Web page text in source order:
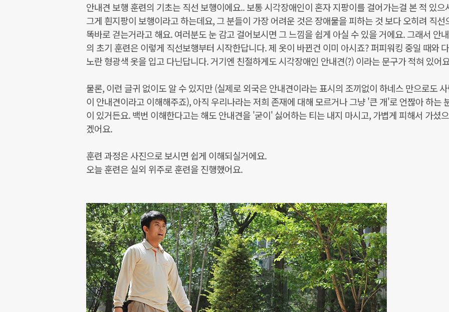
안내견 보행 훈련의 기초는 직선 보행이에요.. 보통 시각장애인이 혼자 지팡이를 걸어가는걸 본 적 있으
그게 흰지팡이 보행이라고 하는데요, 그 분들이 가장 어려운 것은 장애물을 피하는 것 보다 오히려 직선
똑바로 걷는거라고 해요. 여러분도 눈 감고 걸어보시면 그 느낌을 쉽게 아실 수 있을 거에요. 그래서 안
의 초기 훈련은 이렇게 직선보행부터 시작한답니다. 제 옷이 바뀐건 이미 아시죠? 퍼피워킹 중일 때와
노란 형광색 옷을 입고 다닌답니다. 거기엔 친절하게도 시각장애인 안내견(?) 이라는 문구가 적혀 있어
물론, 이런 글귀 없이도 알 수 있지만 (실제로 외국은 안내견이라는 표시의 조끼없이 하네스 만으로도
이 안내견이라고 이해해주죠), 아직 우리나라는 저희 존재에 대해 모르거나 그냥 '큰 개'로 언짢아 하는
이 있거든요. 백번 이해한다고는 해도 안내견을 '굳이' 싫어하는 티는 내지 마시고, 가볍게 피해서 가셨
겠어요.
훈련 과정은 사진으로 보시면 쉽게 이해되실거에요.
오늘 훈련은 실외 위주로 훈련을 진행했어요.